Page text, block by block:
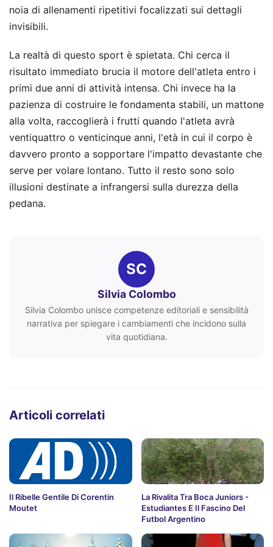
noia di allenamenti ripetitivi focalizzati sui dettagli
invisibili.
La realtà di questo sport è spietata. Chi cerca il
risultato immediato brucia il motore dell'atleta entro i
primi due anni di attività intensa. Chi invece ha la
pazienza di costruire le fondamenta stabili, un mattone
alla volta, raccoglierà i frutti quando l'atleta avrà
ventiquattro o venticinque anni, l'età in cui il corpo è
davvero pronto a sopportare l'impatto devastante che
serve per volare lontano. Tutto il resto sono solo
illusioni destinate a infrangersi sulla durezza della
pedana.
SC
Silvia Colombo
Silvia Colombo unisce competenze editoriali e sensibilità
narrativa per spiegare i cambiamenti che incidono sulla
vita quotidiana.
Articoli correlati
Il Ribelle Gentile Di Corentin
Moutet
La Rivalita Tra Boca Juniors -
Estudiantes E Il Fascino Del
Futbol Argentino